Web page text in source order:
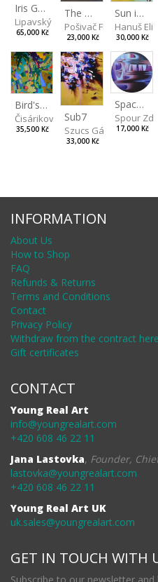
Iris Garden
Lipavský Matěj
65,000 Kč
The Garden
Pošivač Filip
23,000 Kč
Sun in a Spring Garden
Hanuš
30,000 Kč
Bird's Eye View
Čisáriková Táňa
35,500 Kč
Sub7
Szucs Gábor
33,000 Kč
Spaces IV
Spour
17,000 Kč
INFORMATION
About Us
How to Shop
FAQ
Refunds & Returns
Terms and Conditions
Contact
Privacy Policy
Withdraw from the contract here
Gift certificates
CONTACT
Young Real Art
info@youngrealart.com
+420 608 46 22 11
Jana Lastovka, Founder,
lastovka@youngrealart.com
+420 608 46 22 11
Young Real Art UK
uk.sales@youngrealart.com
GET IN TOUCH WITH